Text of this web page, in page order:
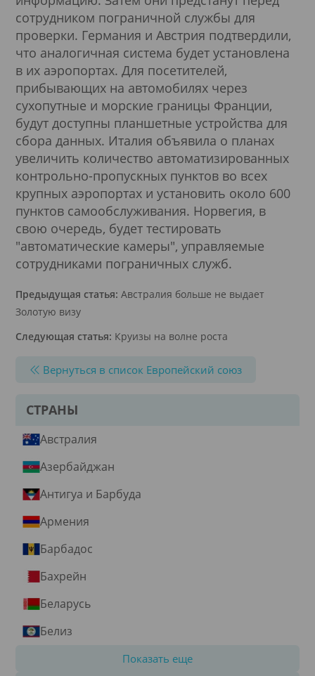
сотрудником пограничной службы для
проверки. Германия и Австрия подтвердили,
что аналогичная система будет установлена
в их аэропортах. Для посетителей,
прибывающих на автомобилях через
сухопутные и морские границы Франции,
будут доступны планшетные устройства для
сбора данных. Италия объявила о планах
увеличить количество автоматизированных
контрольно-пропускных пунктов во всех
крупных аэропортах и установить около 600
пунктов самообслуживания. Норвегия, в
свою очередь, будет тестировать
"автоматические камеры", управляемые
сотрудниками пограничных служб.
Предыдущая статья: Австралия больше не выдает
Золотую визу
Следующая статья: Круизы на волне роста
Вернуться в список Европейский союз
СТРАНЫ
Австралия
Азербайджан
Антигуа и Барбуда
Армения
Барбадос
Бахрейн
Беларусь
Белиз
Показать еще